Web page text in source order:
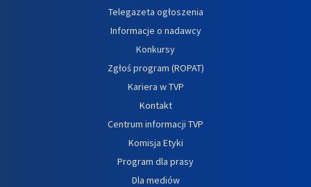
Telegazeta ogłoszenia
Informacje o nadawcy
Konkursy
Zgłoś program (ROPAT)
Kariera w TVP
Kontakt
Centrum informacji TVP
Komisja Etyki
Program dla prasy
Dla mediów